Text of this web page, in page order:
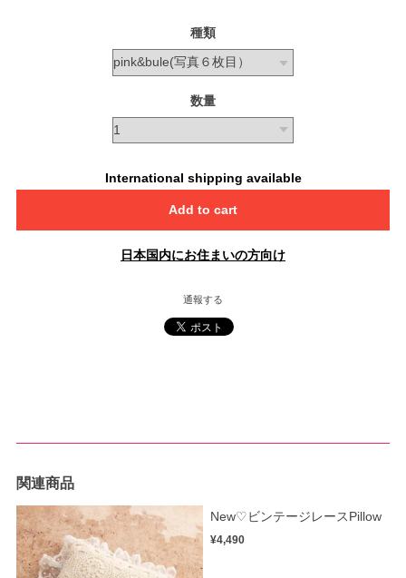
種類
数量
International shipping available
Add to cart
日本国内にお住まいの方向け
通報する
関連商品
New♡ビンテージレースPillow
¥4,490